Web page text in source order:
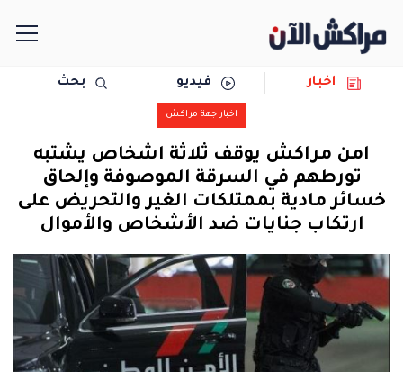
سياسة
رياضة
حوادث
دولية
اخبار فيديو بحث
اخبار جهة مراكش
امن مراكش يوقف ثلاثة اشخاص يشتبه
تورطهم في السرقة الموصوفة وإلحاق
خسائر مادية بممتلكات الغير والتحريض على
ارتكاب جنايات ضد الأشخاص والأموال